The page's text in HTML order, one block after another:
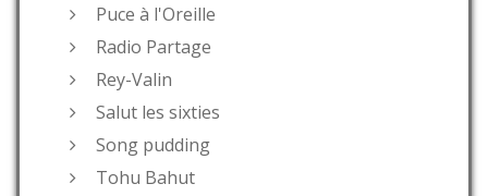
Puce à l'Oreille
Radio Partage
Rey-Valin
Salut les sixties
Song pudding
Tohu Bahut